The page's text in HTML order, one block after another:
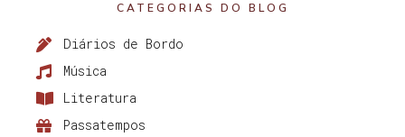
CATEGORIAS DO BLOG
Diários de Bordo
Música
Literatura
Passatempos